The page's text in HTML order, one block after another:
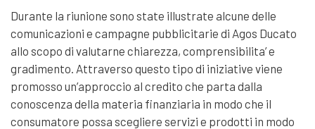
Durante la riunione sono state illustrate alcune delle
comunicazioni e campagne pubblicitarie di Agos Ducato
allo scopo di valutarne chiarezza, comprensibilita’ e
gradimento. Attraverso questo tipo di iniziative viene
promosso un’approccio al credito che parta dalla
conoscenza della materia finanziaria in modo che il
consumatore possa scegliere servizi e prodotti in modo